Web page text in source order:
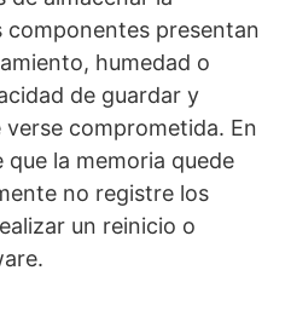
componentes presentan
humedad o
de guardar y
comprometida. En
que la memoria quede
no registre los
un reinicio o